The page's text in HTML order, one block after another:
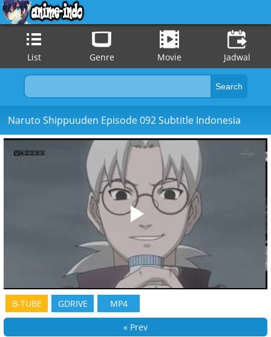
List Genre Movie Jadwal
Naruto Shippuuden Episode 092 Subtitle Indonesia
B-TUBE GDRIVE MP4
« Prev